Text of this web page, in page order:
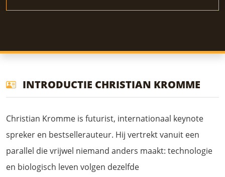
INTRODUCTIE CHRISTIAN KROMME
Christian Kromme is futurist, internationaal keynote
spreker en bestsellerauteur. Hij vertrekt vanuit een
parallel die vrijwel niemand anders maakt: technologie
en biologisch leven volgen dezelfde